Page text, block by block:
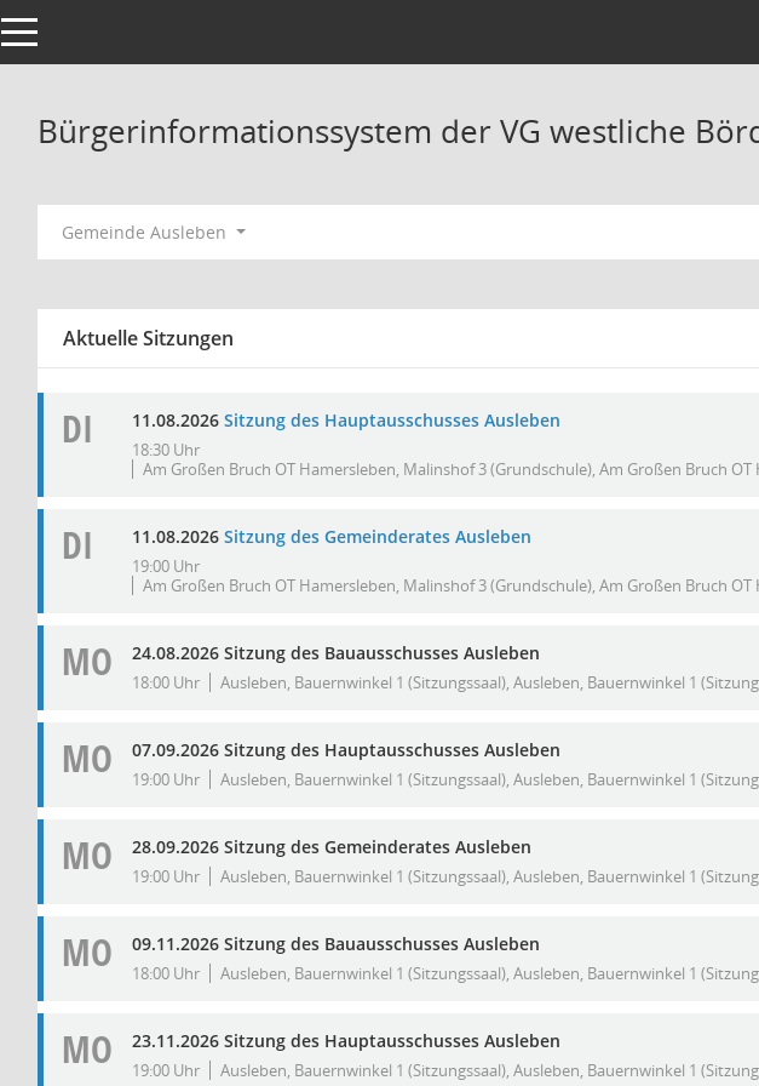
Toggle navigation
Bürgerinformationssystem der VG westliche
Gemeinde Ausleben
Aktuelle Sitzungen
DI 11.08.2026 Sitzung des Hauptausschusses Ausleben
18:30 Uhr
Am Großen Bruch OT Hamersleben, Malinshof 3 (Grundschule), Am Großen Bruch
DI 11.08.2026 Sitzung des Gemeinderates Ausleben
19:00 Uhr
Am Großen Bruch OT Hamersleben, Malinshof 3 (Grundschule), Am Großen Bruch
MO 24.08.2026 Sitzung des Bauausschusses Ausleben
18:00 Uhr Ausleben, Bauernwinkel 1 (Sitzungssaal), Ausleben, Bauernwinkel 1
MO 07.09.2026 Sitzung des Hauptausschusses Ausleben
19:00 Uhr Ausleben, Bauernwinkel 1 (Sitzungssaal), Ausleben, Bauernwinkel 1
MO 28.09.2026 Sitzung des Gemeinderates Ausleben
19:00 Uhr Ausleben, Bauernwinkel 1 (Sitzungssaal), Ausleben, Bauernwinkel 1
MO 09.11.2026 Sitzung des Bauausschusses Ausleben
18:00 Uhr Ausleben, Bauernwinkel 1 (Sitzungssaal), Ausleben, Bauernwinkel 1
MO 23.11.2026 Sitzung des Hauptausschusses Ausleben
19:00 Uhr Ausleben, Bauernwinkel 1 (Sitzungssaal), Ausleben, Bauernwinkel 1